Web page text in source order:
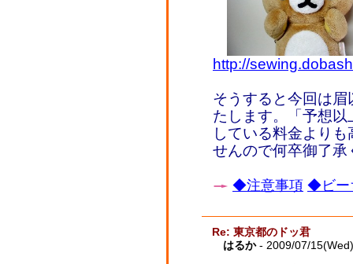
http://
そうすると今回は
たします。「予想
している料金より
せんので何卒御了承
◆注意事項 ◆ビー
Re: 東京都のドッ君
はるか- 2009/07/